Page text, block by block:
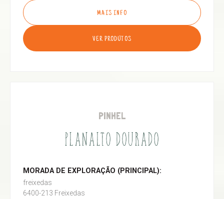
MAIS INFO
VER PRODUTOS
PINHEL
PLANALTO DOURADO
MORADA DE EXPLORAÇÃO (PRINCIPAL):
freixedas
6400-213 Freixedas